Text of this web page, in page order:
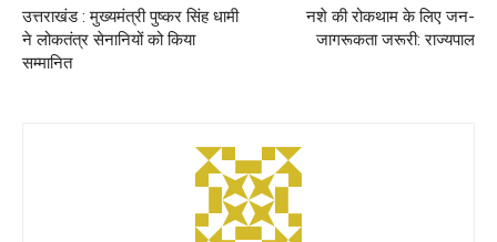
उत्तराखंड : मुख्यमंत्री पुष्कर सिंह धामी
ने लोकतंत्र सेनानियों को किया
सम्मानित
नशे की रोकथाम के लिए जन-
जागरूकता जरूरी: राज्यपाल